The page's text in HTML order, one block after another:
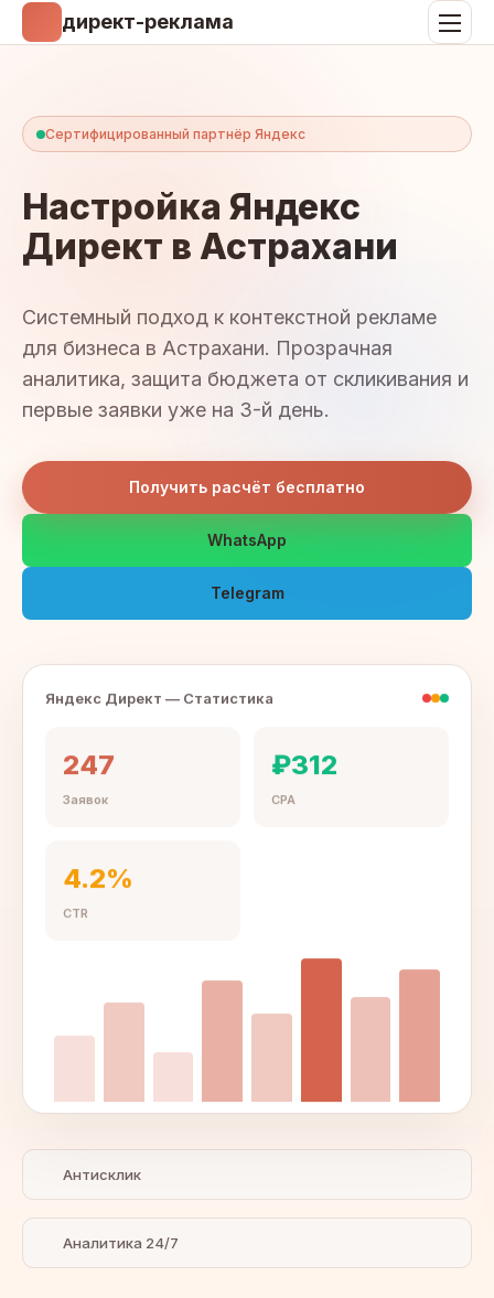
директ-реклама
Сертифицированный партнёр Яндекс
Настройка Яндекс
Директ в Астрахани
Системный подход к контекстной рекламе
для бизнеса в Астрахани. Прозрачная
аналитика, защита бюджета от скликивания и
первые заявки уже на 3-й день.
Получить расчёт бесплатно
WhatsApp
Telegram
Яндекс Директ — Статистика
247
Заявок
₽312
CPA
4.2%
CTR
Антисклик
Аналитика 24/7